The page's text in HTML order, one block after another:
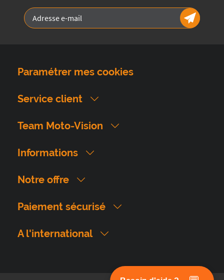
Paramétrer mes cookies
Service client
Team Moto-Vision
Informations
Notre offre
Paiement sécurisé
A l'international